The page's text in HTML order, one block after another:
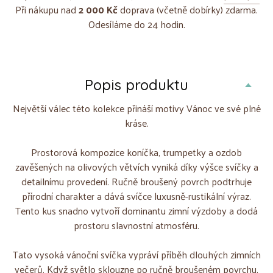
Při nákupu nad2 000 Kčdoprava (včetně dobírky) zdarma.
Odesíláme do 24 hodin.
Popis produktu
Největší válec této kolekce přináší motivy Vánoc ve své plné
kráse.
Prostorová kompozice koníčka, trumpetky a ozdob
zavěšených na olivových větvích vyniká díky výšce svíčky a
detailnímu provedení. Ručně broušený povrch podtrhuje
přírodní charakter a dává svíčce luxusně-rustikální výraz.
Tento kus snadno vytvoří dominantu zimní výzdoby a dodá
prostoru slavnostní atmosféru.
Tato vysoká vánoční svíčka vypráví příběh dlouhých zimních
večerů. Když světlo sklouzne po ručně broušeném povrchu,